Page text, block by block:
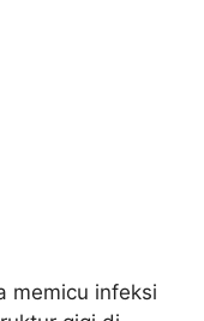
memicu infeksi